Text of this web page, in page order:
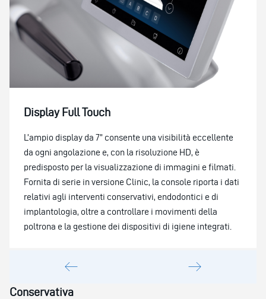
Display Full Touch
L’ampio display da 7” consente una visibilità eccellente
da ogni angolazione e, con la risoluzione HD, è
predisposto per la visualizzazione di immagini e filmati.
Fornita di serie in versione Clinic, la console riporta i dati
relativi agli interventi conservativi, endodontici e di
implantologia, oltre a controllare i movimenti della
poltrona e la gestione dei dispositivi di igiene integrati.
Conservativa